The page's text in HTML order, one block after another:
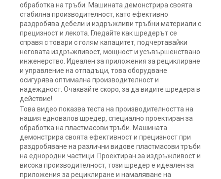
обработка на тръби. Машината демонстрира своята
стабилна производителност, като ефективно
раздробява дебели и издръжливи тръбни материали с
прецизност и лекота. Гледайте как шредерът се
справя с товари с голям капацитет, подчертавайки
неговата издръжливост, мощност и усъвършенствано
инженерство. Идеален за приложения за рециклиране
и управление на отпадъци, това оборудване
осигурява оптимална производителност и
надеждност. Очаквайте скоро, за да видите шредера в
действие!
Това видео показва теста на производителността на
нашия едновалов шредер, специално проектиран за
обработка на пластмасови тръби. Машината
демонстрира своята ефективност и прецизност при
раздробяване на различни видове пластмасови тръби
на еднородни частици. Проектиран за издръжливост и
висока производителност, този шредер е идеален за
приложения за рециклиране и намаляване на